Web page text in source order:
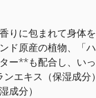
りに包まれて身体
ド原産の植物、「
ー**も配合し、い
エキス（保湿成分）
成分）